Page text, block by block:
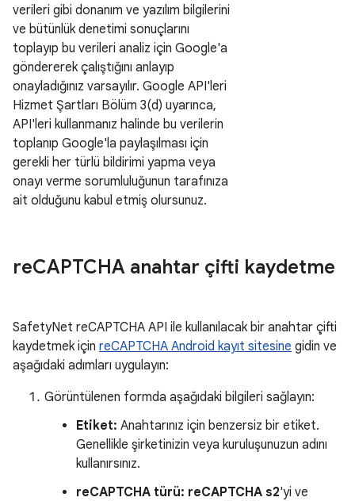
verileri gibi donanım ve yazılım bilgilerini
ve bütünlük denetimi sonuçlarını
toplayıp bu verileri analiz için Google'a
göndererek çalıştığını anlayıp
onayladığınız varsayılır. Google API'leri
Hizmet Şartları Bölüm 3(d) uyarınca,
API'leri kullanmanız halinde bu verilerin
toplanıp Google'la paylaşılması için
gerekli her türlü bildirimi yapma veya
onayı verme sorumluluğunun tarafınıza
ait olduğunu kabul etmiş olursunuz.
reCAPTCHA anahtar çifti kaydetme
SafetyNet reCAPTCHA API ile kullanılacak bir anahtar çifti
kaydetmek için reCAPTCHA Android kayıt sitesine gidin ve
aşağıdaki adımları uygulayın:
Görüntülenen formda aşağıdaki bilgileri sağlayın:
Etiket: Anahtarınız için benzersiz bir etiket.
Genellikle şirketinizin veya kuruluşunuzun adını
kullanırsınız.
reCAPTCHA türü: reCAPTCHA s2'yi ve